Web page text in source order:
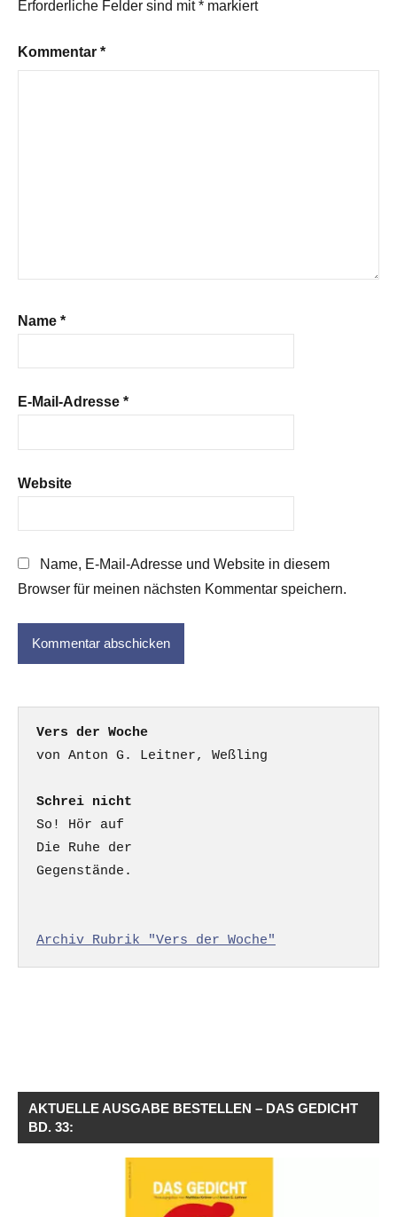
Erforderliche Felder sind mit* markiert
Kommentar *
Name *
E-Mail-Adresse *
Website
Name, E-Mail-Adresse und Website in diesem
Browser für meinen nächsten Kommentar speichern.
Vers der Woche
Schrei nicht
So! Hör auf
Die Ruhe der
Gegenstände.
Archiv Rubrik "Vers der Woche"
AKTUELLE AUSGABE BESTELLEN – DAS GEDICHT
BD. 33: